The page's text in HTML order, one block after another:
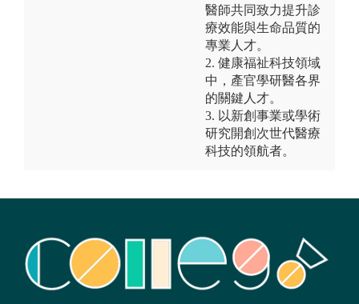
醫師共同致力提升診
療效能與生命品質的
專業人才。
2. 健康福祉科技領域
中，產官學研醫各界
的關鍵人才。
3. 以新創事業或學術
研究開創次世代醫療
科技的領航者。